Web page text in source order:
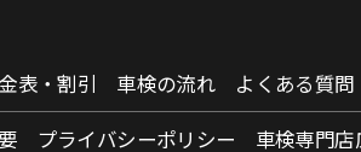
表・割引 車検の流れ よくある質問
プライバシーポリシー
車検専門